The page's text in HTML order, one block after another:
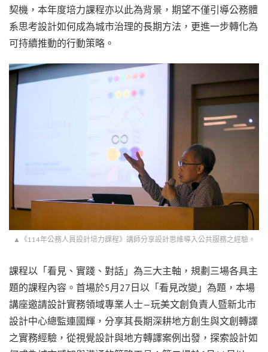
契機，本年度培力課程亦以此為背景，期望不僅引導公務體
系思考設計如何成為城市治理的長期方法，更進一步轉化為
可持續推動的行動策略。
▲《114年公務人員設計培力課程》講師分享設計思維導入公共服務之經驗。
課程以「看見、實踐、對話」為三大主軸，規劃三場各具主
題的課程內容。首場於5月27日以「看見改變」為題，本場
講座邀請設計實務領域專業人士—玩美文創負責人暨新北市
設計中心總監連國輝，分享其長期深耕地方創生與文創轉譯
之實務經驗，從視覺設計與地方轉譯案例出發，探索設計如